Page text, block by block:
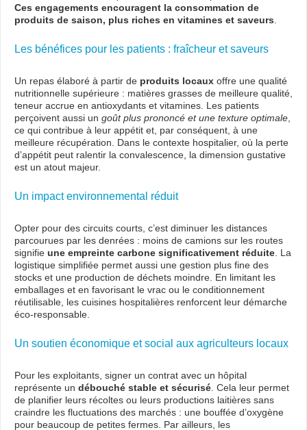
Ces engagements encouragent la consommation de
produits de saison, plus riches en vitamines et saveurs
Les bénéfices pour les patients : fraîcheur et saveurs
Un repas élaboré à partir de produits locaux offre une qualité
nutritionnelle supérieure : matières grasses de meilleure qualité,
teneur accrue en antioxydants et vitamines. Les patients
perçoivent aussi un goût plus prononcé et une texture optimale
ce qui contribue à leur appétit et, par conséquent, à une
meilleure récupération. Dans le contexte hospitalier, où la perte
d’appétit peut ralentir la convalescence, la dimension gustative
est un atout majeur.
Un impact environnemental réduit
Opter pour des circuits courts, c’est diminuer les distances
parcourues par les denrées : moins de camions sur les routes
signifie une empreinte carbone significativement réduite . La
logistique simplifiée permet aussi une gestion plus fine des
stocks et une production de déchets moindre. En limitant les
emballages et en favorisant le vrac ou le conditionnement
réutilisable, les cuisines hospitalières renforcent leur démarche
éco-responsable.
Un soutien économique et social aux agriculteurs locaux
Pour les exploitants, signer un contrat avec un hôpital
représente un débouché stable et sécurisé . Cela leur permet
de planifier leurs récoltes ou leurs productions laitières sans
craindre les fluctuations des marchés : une bouffée d’oxygène
pour beaucoup de petites fermes. Par ailleurs, les